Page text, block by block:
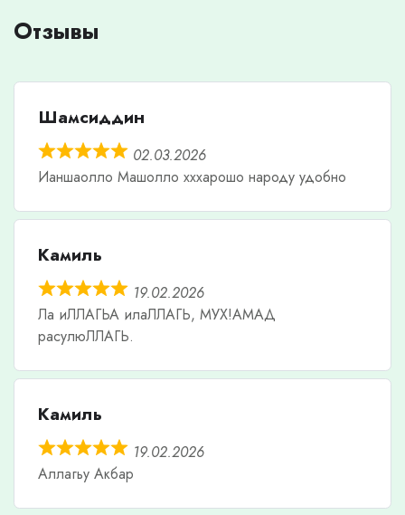
Отзывы
Шамсиддин
02.03.2026
Ианшаолло Машолло хххарошо народу удобно
Камиль
19.02.2026
Ла иЛЛАГЬА илаЛЛАГЬ, МУХ!АМАД
расулюЛЛАГЬ.
Камиль
19.02.2026
Аллагьу Акбар